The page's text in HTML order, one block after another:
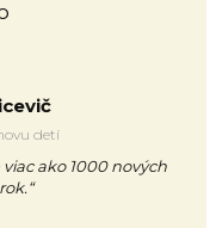
detí
ako 1000 nových